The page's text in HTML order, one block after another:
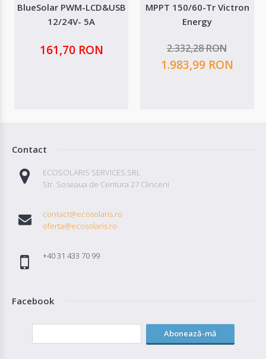
BlueSolar PWM-LCD&USB
12/24V- 5A
161,70 RON
MPPT 150/60-Tr Victron
Energy
2.332,28 RON
1.983,99 RON
Contact
ECOSOLARIS SERVICES SRL
Str. Soseaua de Centura 27 Clinceni
contact@ecosolaris.ro
oferta@ecosolaris.ro
+40 31 433 70 99
Facebook
Abonează-mă